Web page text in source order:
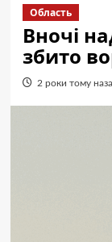
Область
Вночі
збито
2 роки тому